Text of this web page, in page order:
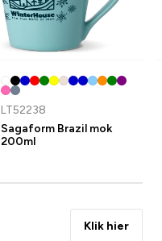
LT52238
Sagaform Brazil mok
200ml
Klik hier